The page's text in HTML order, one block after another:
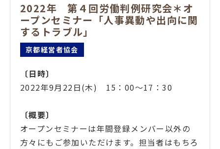
2022年 第４回労働判例研究会＊オ
ープンセミナー「人事異動や出向に関
するトラブル」
京都経営者協会
〔日時〕
2022年9月22日(木) 15：00～17：30
〔概要〕
オープンセミナーは年間登録メンバー以外の
方々にもご参加いただけます。担当者はもちろ